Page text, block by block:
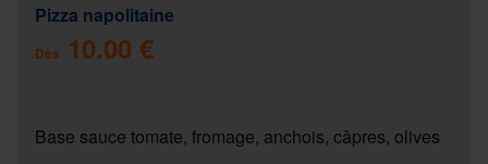
Pizza napolitaine
Dès 10.00 €
Base sauce tomate, fromage, anchois, câpres, olives